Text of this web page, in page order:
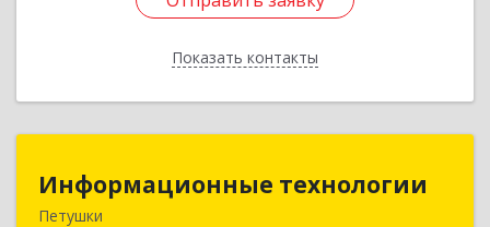
Показать контакты
Назад
Информационные технологии
Петушки
Информационные технологии